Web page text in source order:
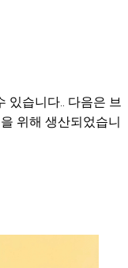
있습니다.. 다음은 브
위해 생산되었습니